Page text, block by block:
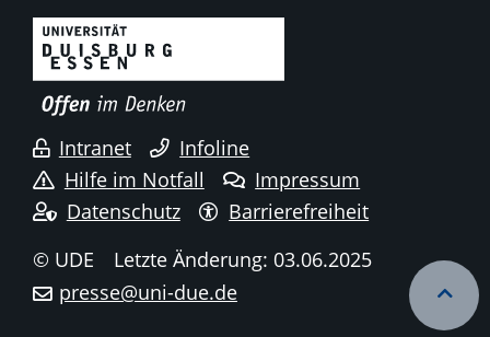
Intranet
Infoline
Hilfe im Notfall
Impressum
Datenschutz
Barrierefreiheit
© UDE
Letzte Änderung: 03.06.2025
presse@uni-due.de